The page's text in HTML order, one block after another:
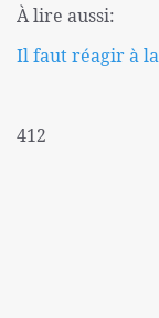
À lire aussi:
Il faut réagir à
412